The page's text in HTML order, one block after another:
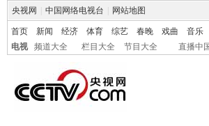
央视网 中国网络电视台 网站地图
首页 新闻 经济 体育 综艺 春晚 戏曲 音乐
电视
频道大全 栏目大全 节目大全 直播中